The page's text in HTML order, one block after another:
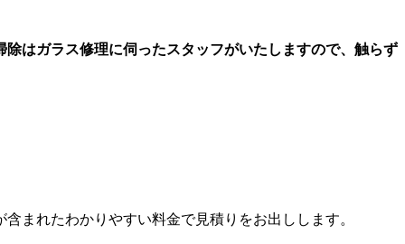
除はガラス修理に伺ったスタッフがいたしますので、触らず
まれたわかりやすい料金で見積りをお出しします。